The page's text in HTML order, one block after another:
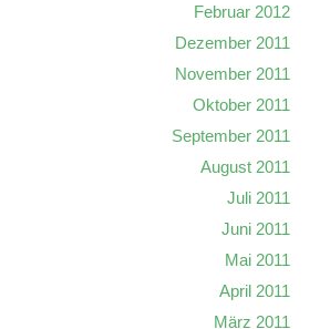
Februar 2012
Dezember 2011
November 2011
Oktober 2011
September 2011
August 2011
Juli 2011
Juni 2011
Mai 2011
April 2011
März 2011